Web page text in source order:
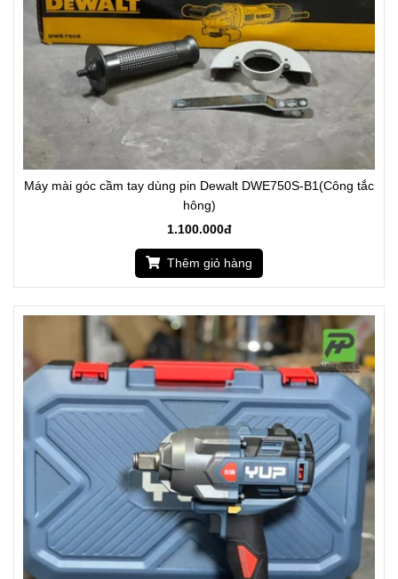
Máy mài góc cầm tay dùng pin Dewalt DWE750S-B1(Công tắc
hông)
1.100.000đ
Thêm giỏ hàng